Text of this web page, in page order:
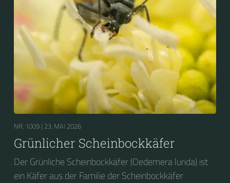
NR. 1009 | 23. MAI 2026
Grünlicher Scheinbockkäfer
Der Grünliche Scheinbockkäfer (Oedemera lurida) ist
ein Käfer aus der Familie der Scheinbockkäfer